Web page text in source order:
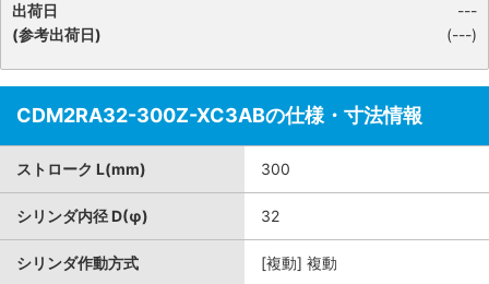
出荷日
(参考出荷日)
---
(---)
CDM2RA32-300Z-XC3ABの仕様・寸法情報
ストローク L(mm) 300
シリンダ内径 D(φ) 32
シリンダ作動方式 [複動] 複動